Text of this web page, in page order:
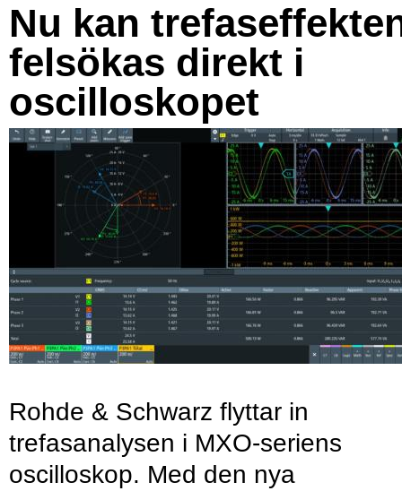
Nu kan
felsökas direkt i
oscilloskopet
Rohde & Schwarz flyttar in
trefasanalysen i MXO-seriens
oscilloskop. Med den nya